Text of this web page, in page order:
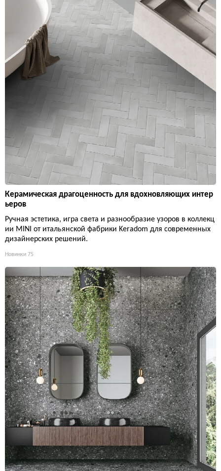
Керамическая драгоценность для вдохновляющих интер
ьеров
Ручная эстетика, игра света и разнообразие узоров в коллекц
ии MINI от итальянской фабрики Keradom для современных
дизайнерских решений.
Новинки 75